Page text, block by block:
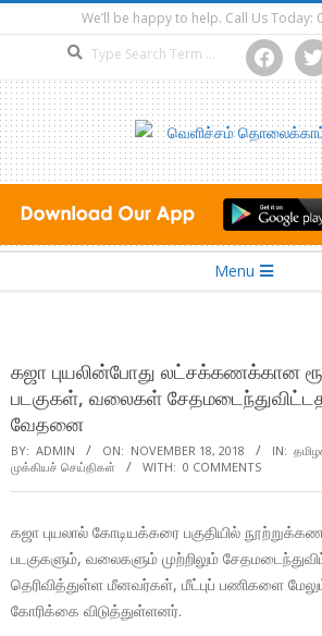
to
We’ll be happy to help. Call Us Today:
facebook
Menu
கஜா புயலின்போது லட்சக்கணக்கான
படகுகள், வலைகள்
வேதனை
BY: ADMIN ON: NOVEMBER 18, 2018 IN:
முக்கியச் செய்திகள்
WITH: 0 COMMENTS
கஜா புயலால் கோடியக்கரை பகுதியில்
படகுகளும், வலைகளும் முற்றிலும்
தெரிவித்துள்ள மீனவர்கள், மீட்புப் பணிகளை மேலும்
கோரிக்கை விடுத்துள்ளனர்.